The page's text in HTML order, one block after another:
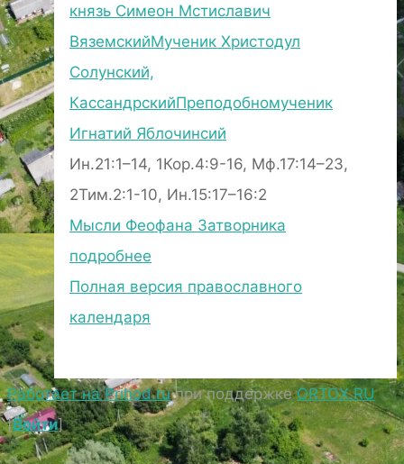
князь Симеон Мстиславич
ВяземскийМученик Христодул
Солунский,
КассандрскийПреподобномученик
Игнатий Яблочинсий
Ин.21:1–14, 1Кор.4:9-16, Мф.17:14–23,
2Тим.2:1-10, Ин.15:17–16:2
Мысли Феофана Затворника
подробнее
Полная версия православного
календаря
Работает на Prihod.ruпри поддержкеORTOX.RU
[Войти]